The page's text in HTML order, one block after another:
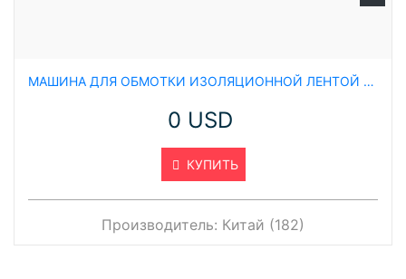
МАШИНА ДЛЯ ОБМОТКИ ИЗОЛЯЦИОННОЙ ЛЕНТОЙ U-ТИПА
0 USD
КУПИТЬ
Производитель: Китай (182)